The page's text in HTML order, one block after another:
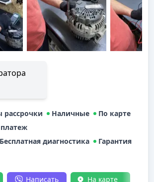
рассрочки Наличные
По карте
Бесплатная диагностика
Гарантия
Написать На карте